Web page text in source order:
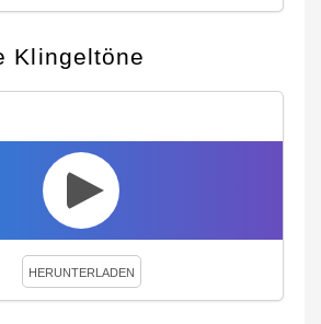
Klingeltöne
HERUNTERLADEN